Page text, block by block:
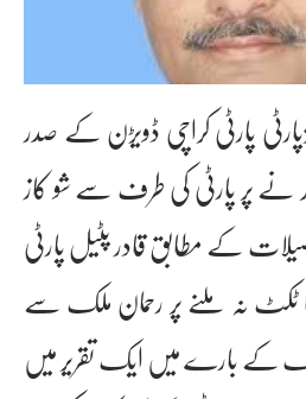
پارٹی کراچی ڈویڑن کے صدر
کر نے پر پارٹی کی طرف سے شو کاز
کے مطابق قادر پٹیل پارٹی
نہ ملنے پر رحمان ملک سے
کے بارے میں ایک تقریر میں